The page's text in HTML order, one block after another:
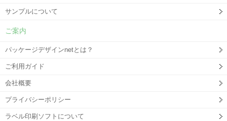
サンプルについて
ご案内
パッケージデザインnetとは？
ご利用ガイド
会社概要
プライバシーポリシー
ラベル印刷ソフトについて